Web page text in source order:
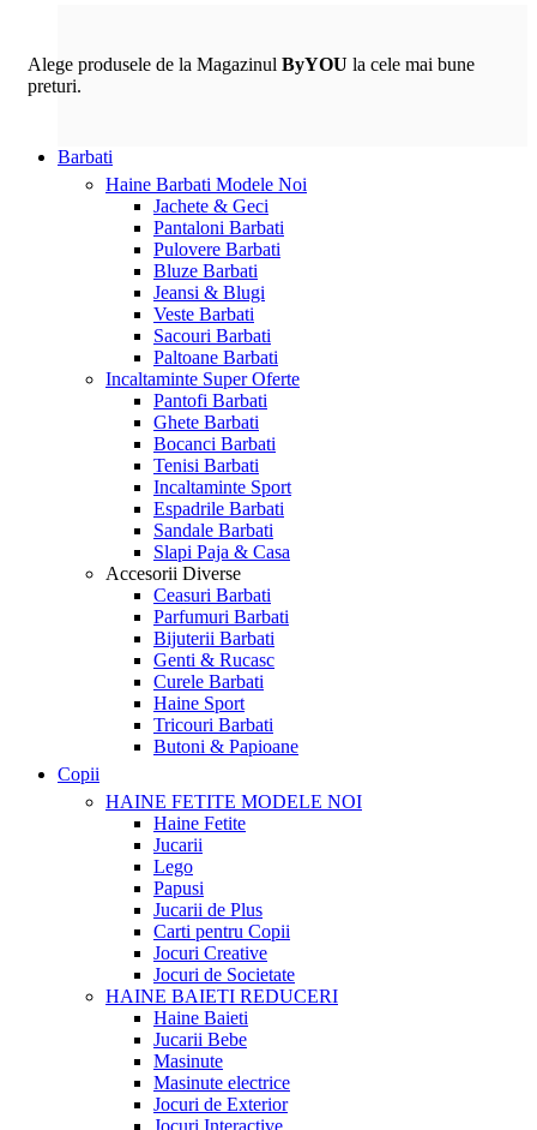
Alege produsele de la Magazinul ByYOU la cele mai bune
preturi.
Barbati
Haine Barbati Modele Noi
Jachete & Geci
Pantaloni Barbati
Pulovere Barbati
Bluze Barbati
Jeansi & Blugi
Veste Barbati
Sacouri Barbati
Paltoane Barbati
Incaltaminte Super Oferte
Pantofi Barbati
Ghete Barbati
Bocanci Barbati
Tenisi Barbati
Incaltaminte Sport
Espadrile Barbati
Sandale Barbati
Slapi Paja & Casa
Accesorii Diverse
Ceasuri Barbati
Parfumuri Barbati
Bijuterii Barbati
Genti & Rucasc
Curele Barbati
Haine Sport
Tricouri Barbati
Butoni & Papioane
Copii
HAINE FETITE MODELE NOI
Haine Fetite
Jucarii
Lego
Papusi
Jucarii de Plus
Carti pentru Copii
Jocuri Creative
Jocuri de Societate
HAINE BAIETI REDUCERI
Haine Baieti
Jucarii Bebe
Masinute
Masinute electrice
Jocuri de Exterior
Jocuri Interactive